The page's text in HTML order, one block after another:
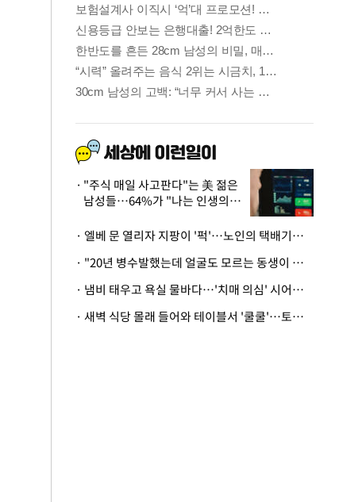
"주식 매일 사고판다"는 美 젊은
남성들…64%가 "나는 인생의
· 엘베 문 열리자 지팡이 '퍽'…노인의 택배기사 폭행 이유
· "20년 병수발했는데 얼굴도 모르는 동생이 유산 절반을"…배다른 형제 상속권 있을까
· 냄비 태우고 욕실 물바다…'치매 의심' 시어머니 검사 권유했다가 '날벼락'
· 새벽 식당 몰래 들어와 테이블서 '쿨쿨'…토사물 남기고 사라진 남성